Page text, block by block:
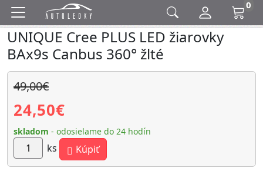
0
UNIQUE Cree PLUS LED žiarovky
BAx9s Canbus 360° žlté
49,00€
24,50€
skladom - odosielame do 24 hodín
ks Kúpiť